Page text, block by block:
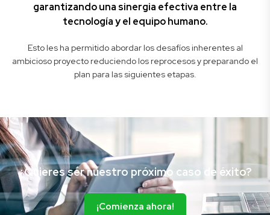
garantizando una sinergia efectiva entre la
tecnología y el equipo humano.
Esto les ha permitido abordar los desafíos inherentes al
ambicioso proyecto reduciendo los reprocesos y preparando el
plan para las siguientes etapas.
¿Quieres ser nuestro próximo caso de éxito?
¡Comienza ahora!